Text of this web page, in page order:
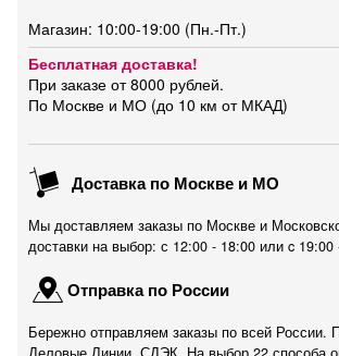
Магазин: 10:00-19:00 (Пн.-Пт.)
Бесплатная доставка!
При заказе от 8000 рублей.
По Москве и МО (до 10 км от МКАД)
Доставка по Москве и МО
Мы доставляем заказы по Москве и
доставки на выбор: с 12:00 - 18:00 или c 19:00
Отправка по России
Бережно отправляем заказы по всей России.